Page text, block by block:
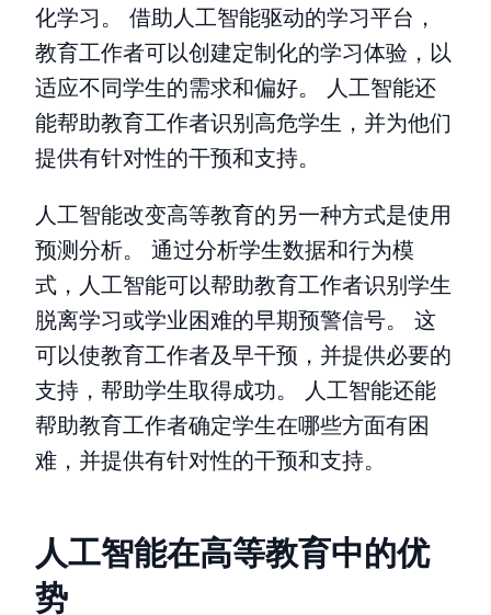
化学习。 借助人工智能驱动的学习平台，
教育工作者可以创建定制化的学习体验，以
适应不同学生的需求和偏好。 人工智能还
能帮助教育工作者识别高危学生，并为他们
提供有针对性的干预和支持。
人工智能改变高等教育的另一种方式是使用
预测分析。 通过分析学生数据和行为模
式，人工智能可以帮助教育工作者识别学生
脱离学习或学业困难的早期预警信号。 这
可以使教育工作者及早干预，并提供必要的
支持，帮助学生取得成功。 人工智能还能
帮助教育工作者确定学生在哪些方面有困
难，并提供有针对性的干预和支持。
人工智能在高等教育中的优
势